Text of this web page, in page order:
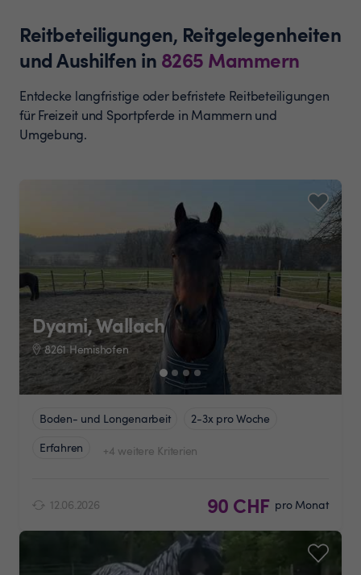
Reitbeteiligungen, Reitgelegenheiten
und Aushilfen in 8265 Mammern
Entdecke langfristige oder befristete Reitbeteiligungen
für Freizeit und Sportpferde in Mammern und
Umgebung.
Dyami, Wallach
8261 Hemishofen
Boden- und Longenarbeit
2-3x pro Woche
Erfahren
+4 weitere Kriterien
12.06.2026 90 CHF pro Monat